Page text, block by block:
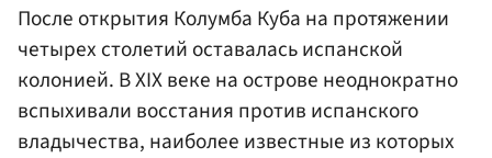
После открытия Колумба Куба на протяжении
четырех столетий оставалась испанской
колонией. В XIX веке на острове неоднократно
вспыхивали восстания против испанского
владычества, наиболее известные из которых